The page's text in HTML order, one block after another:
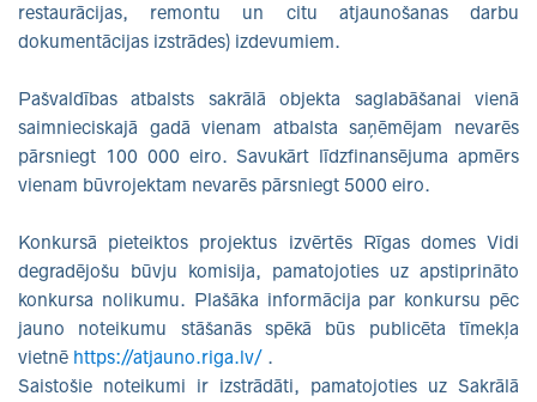
restaurācijas, remontu un citu atjaunošanas darbu
dokumentācijas izstrādes) izdevumiem.
Pašvaldības atbalsts sakrālā objekta saglabāšanai vienā
saimnieciskajā gadā vienam atbalsta saņēmējam nevarēs
pārsniegt 100 000 eiro. Savukārt līdzfinansējuma apmērs
vienam būvrojektam nevarēs pārsniegt 5000 eiro.
Konkursā pieteiktos projektus izvērtēs Rīgas domes Vidi
degradējošu būvju komisija, pamatojoties uz apstiprināto
konkursa nolikumu. Plašāka informācija par konkursu pēc
jauno noteikumu stāšanās spēkā būs publicēta tīmekļa
vietnē https://atjauno.riga.lv/ .
Saistošie noteikumi ir izstrādāti, pamatojoties uz Sakrālā